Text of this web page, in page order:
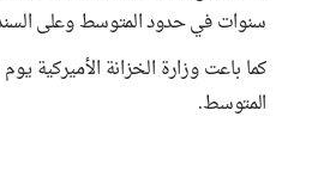
سنوات في حدود المتوسط وعلى السندات أجل و7 سنوات
المتوسط.